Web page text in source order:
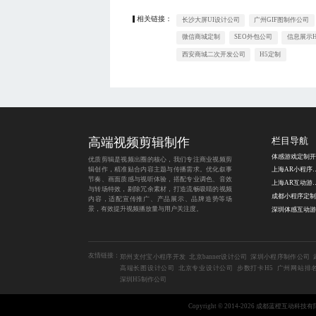
相关链接： 长沙大屏UI设计公司 广州GIF图制作公司
微信商城定制 SEO外包公司 信息展示
西安商城二次开发公司 H5定制
高端视频剪辑制作
优质剪辑是视频出圈的核心，我们专注商业视频剪
辑创作，精准贴合内容主题与传播需求。优化叙事
节奏、画面质感与视听体验，搭配专业调色、音效
与转场特效，剔除冗余素材，打造流畅吸睛的视频
内容，适配宣传推广、产品展示、品牌造势等场
景，有效提升视频播放量与用户关注度。
栏目导航
体感游戏定制
上海
上海AR
友情链接： 郑州支付宝小程序开发 北京banner设计公司 深圳小程序制作公司
高端长图设计公司
北京专业设计公司 步数打卡H5
广州网站排
深圳H5制作公司
Copyright © 2014-2026 成都蓝橙互动科技有